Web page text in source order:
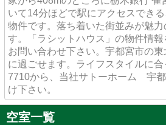
いて14分ほどで駅にアクセスでき
物件です。落ち着いた街並みが魅
す。「ラシットハウス」の物件情
お問い合わせ下さい。宇都宮市の
に過ごせます。ライフスタイルに
7710から、当社サトーホーム 宇
け下さい。
空室一覧